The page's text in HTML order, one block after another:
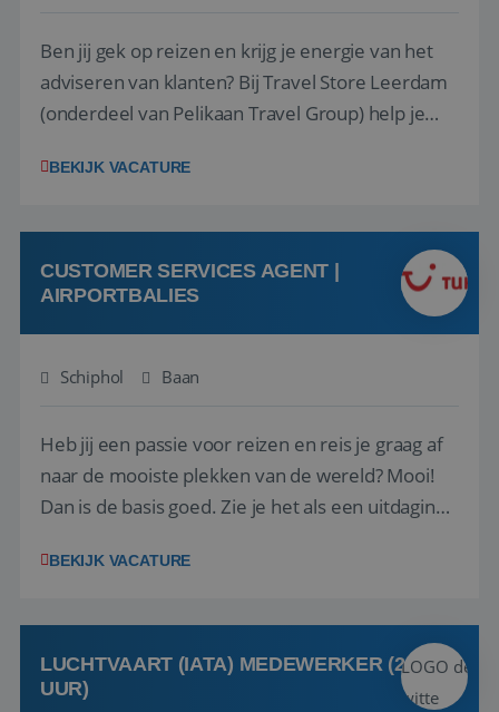
Ben jij gek op reizen en krijg je energie van het
adviseren van klanten? Bij Travel Store Leerdam
(onderdeel van Pelikaan Travel Group) help je
vinden. Samen maken we van elke reis een
hebt in de reisbranche of j...
BEKIJK VACATURE
CUSTOMER SERVICES AGENT |
AIRPORTBALIES
Schiphol Baan
Heb jij een passie voor reizen en reis je graag af
naar de mooiste plekken van de wereld? Mooi!
Dan is de basis goed. Zie je het als een uitdaging
het samenstellen en boeken van de perfecte
deze onderdelen zijn nu samen gevoegd...
BEKIJK VACATURE
LUCHTVAART (IATA) MEDEWERKER (24-32
UUR)